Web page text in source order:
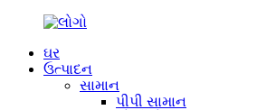
ઘર
ઉત્પાદન
સામાન
પીપી સામાન